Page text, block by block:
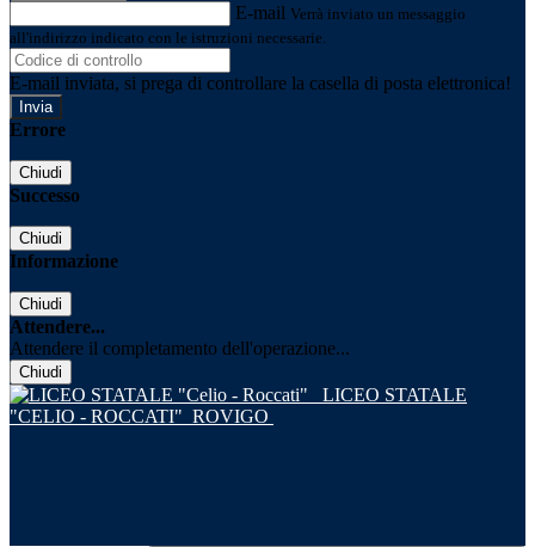
E-mail Verrà inviato un messaggio
all'indirizzo indicato con le istruzioni necessarie.
E-mail inviata, si prega di controllare la casella di posta elettronica!
Errore
Chiudi
Successo
Chiudi
Informazione
Chiudi
Attendere...
Attendere il completamento dell'operazione...
Chiudi
LICEO STATALE
"CELIO - ROCCATI" ROVIGO